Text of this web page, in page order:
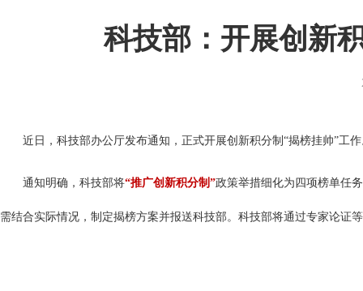
科技部：开展创新
近日，科技部办公厅发布通知，正式开展创新积分制“揭榜挂帅”工
通知明确，科技部将“推广创新积分制”政策举措细化为四项榜单任
需结合实际情况，制定揭榜方案并报送科技部。科技部将通过专家论证